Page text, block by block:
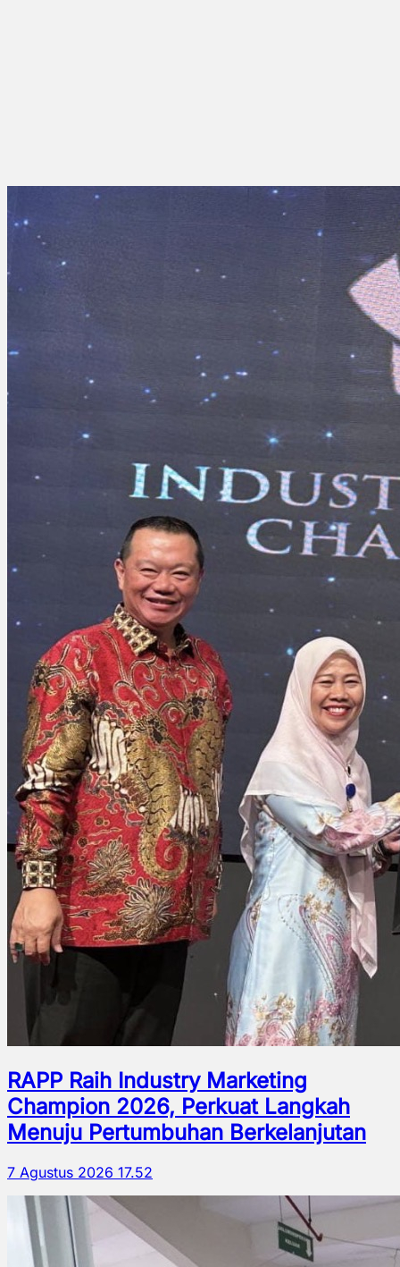
RAPP Raih Industry Marketing
Champion 2026, Perkuat Langkah
Menuju Pertumbuhan Berkelanjutan
7 Agustus 2026 17.52